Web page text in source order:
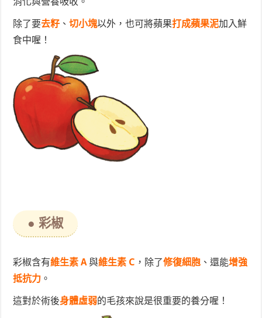
除了要去籽 、切小塊以外，也可將蘋果打成蘋果泥加入鮮
食中喔！
● 彩椒
彩椒含有維生素 A 與維生素 C ，除了修復細胞 、還能增強
抵抗力 。
這對於術後身體虛弱的毛孩來說是很重要的養分喔！